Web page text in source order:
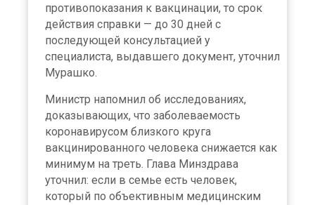
противопоказания к вакцинации, то срок
действия справки — до 30 дней с
последующей консультацией у
специалиста, выдавшего документ, уточнил
Мурашко.
Министр напомнил об исследованиях,
доказывающих, что заболеваемость
коронавирусом близкого круга
вакцинированного человека снижается как
минимум на треть. Глава Минздрава
уточнил: если в семье есть человек,
который по объективным медицинским